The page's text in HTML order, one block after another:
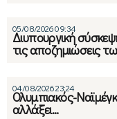
05/08/2026 09:34
Διυπουργική
τις αποζημιώσεις
04/08/2026 23:24
Ολυμπιακός-
αλλάξει…